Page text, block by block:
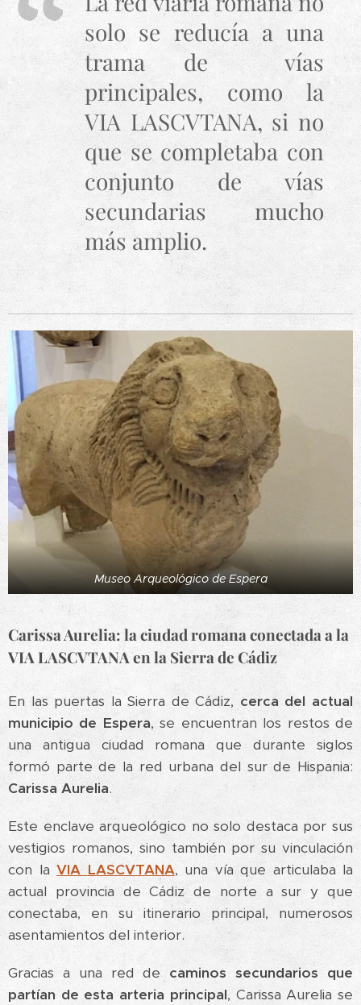
solo se reducía a una
trama de vías
principales, como la
VIA LASCVTANA, si no
que se completaba con
conjunto de vías
secundarias mucho
más amplio.
Museo Arqueológico de Espera
Carissa Aurelia: la ciudad romana conectada a la
VIA LASCVTANA en la Sierra de Cádiz
En las puertas la Sierra de Cádiz, cerca del actual
municipio de Espera, se encuentran los restos de
una antigua ciudad romana que durante siglos
formó parte de la red urbana del sur de Hispania:
Carissa Aurelia.
Este enclave arqueológico no solo destaca por sus
vestigios romanos, sino también por su vinculación
con la VIA LASCVTANA, una vía que articulaba la
actual provincia de Cádiz de norte a sur y que
conectaba, en su itinerario principal, numerosos
asentamientos del interior.
Gracias a una red de caminos secundarios que
partían de esta arteria principal, Carissa Aurelia se